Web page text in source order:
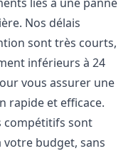
Nos délais
sont très courts,
inférieurs à 24
vous assurer une
rapide et efficace.
compétitifs sont
votre budget, sans